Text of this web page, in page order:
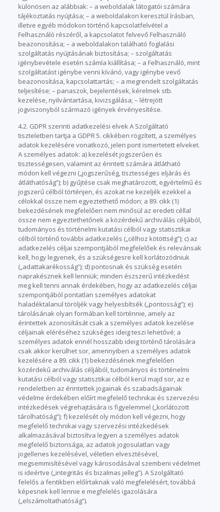
különösen az alábbiak: – a weboldalak látogatói számára
tájékoztatás nyújtása; – a weboldalakon keresztül írásban,
illetve egyéb módokon történő kapcsolatfelvétel a
Felhasználó részéről, a kapcsolatot felvevő Felhasználó
beazonosítása; – a weboldalakon található foglalási
szolgáltatás nyújtásának biztosítása; – szolgáltatás
igénybevétele esetén számla kiállítása; – a Felhasználó, mint
szolgáltatást igénybe venni kívánó, vagy igénybe vevő
beazonosítása, kapcsolattartás; – a megrendelt szolgáltatás
teljesítése; – panaszok, bejelentések, kérelmek stb.
kezelése, nyilvántartása, kivizsgálása; – létrejött
jogviszonyból származó igények érvényesítése.
4.2. GDPR szerinti adatkezelési elvek A Szolgáltató
tiszteletben tartja a GDPR 5. cikkében rögzített, a személyes
adatok kezelésére vonatkozó, jelen pont ismertetett elveket.
A személyes adatok: a) kezelését jogszerűen és
tisztességesen, valamint az érintett számára átlátható
módon kell végezni („jogszerűség, tisztességes eljárás és
átláthatóság”); b) gyűjtése csak meghatározott, egyértelmű és
jogszerű célból történjen, és azokat ne kezeljék ezekkel a
célokkal össze nem egyeztethető módon; a 89. cikk (1)
bekezdésének megfelelően nem minősül az eredeti céllal
össze nem egyeztethetőnek a közérdekű archiválás céljából,
tudományos és történelmi kutatási célból vagy statisztikai
célból történő további adatkezelés („célhoz kötöttség”); c) az
adatkezelés céljai szempontjából megfelelőek és relevánsak
kell, hogy legyenek, és a szükségesre kell korlátozódniuk
(„adattakarékosság”); d) pontosnak és szükség esetén
naprakésznek kell lenniük; minden észszerű intézkedést
meg kell tenni annak érdekében, hogy az adatkezelés céljai
szempontjából pontatlan személyes adatokat
haladéktalanul töröljék vagy helyesbítsék („pontosság”); e)
tárolásának olyan formában kell történnie, amely az
érintettek azonosítását csak a személyes adatok kezelése
céljainak eléréséhez szükséges ideig teszi lehetővé; a
személyes adatok ennél hosszabb ideig történő tárolására
csak akkor kerülhet sor, amennyiben a személyes adatok
kezelésére a 89. cikk (1) bekezdésének megfelelően
közérdekű archiválás céljából, tudományos és történelmi
kutatási célból vagy statisztikai célból kerül majd sor, az e
rendeletben az érintettek jogainak és szabadságainak
védelme érdekében előírt megfelelő technikai és szervezési
intézkedések végrehajtására is figyelemmel („korlátozott
tárolhatóság”); f) kezelését oly módon kell végezni, hogy
megfelelő technikai vagy szervezési intézkedések
alkalmazásával biztosítva legyen a személyes adatok
megfelelő biztonsága, az adatok jogosulatlan vagy
jogellenes kezelésével, véletlen elvesztésével,
megsemmisítésével vagy károsodásával szembeni védelmet
is ideértve („integritás és bizalmas jelleg”). A Szolgáltató
felelős a fentikben előírtaknak való megfelelésért, továbbá
képesnek kell lennie e megfelelés igazolására
(„elszámoltathatóság”).